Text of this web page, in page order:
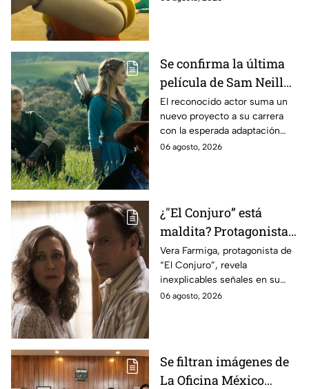
Se confirma la última
película de Sam Neill
antes de morir: esto es
lo que se sabe hasta
ahora
El reconocido actor suma un
nuevo proyecto a su carrera
con la esperada adaptación
cinematográfica del popular
06 agosto, 2026
¿"El Conjuro” está
maldita? Protagonista
revela INQUIETANTES
señales en su cuerpo
durante la grabación de
la película
Vera Farmiga, protagonista de
“El Conjuro”, revela
inexplicables señales en su
cuerpo durante el rodaje de la
06 agosto, 2026
Se filtran imágenes de
La Oficina México